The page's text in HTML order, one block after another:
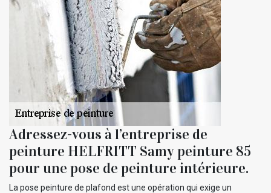
Adressez-vous à l’entreprise de
peinture HELFRITT Samy peinture 85
pour une pose de peinture intérieure.
La pose peinture de plafond est une opération qui exige un